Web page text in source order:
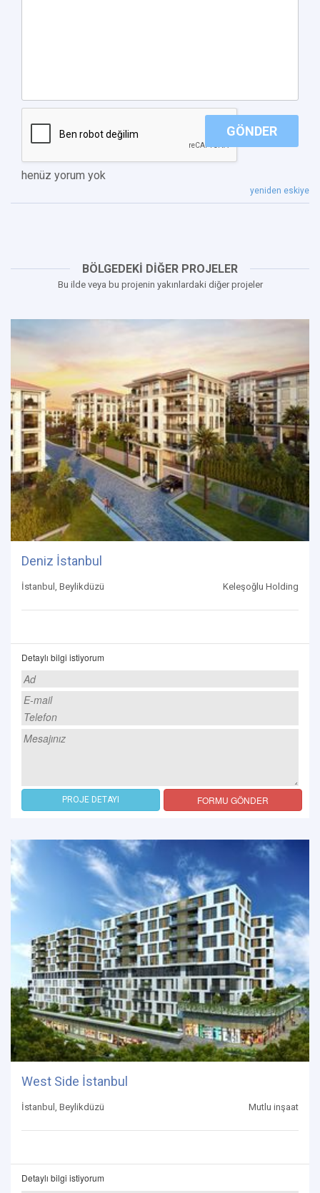
GÖNDER
henüz yorum yok
yeniden eskiye
BÖLGEDEKİ DİĞER PROJELER
Bu ilde veya bu projenin yakınlardaki diğer projeler
Deniz İstanbul
İstanbul, Beylikdüzü Keleşoğlu Holding
Detaylı bilgi istiyorum
PROJE DETAYI FORMU GÖNDER
West Side İstanbul
İstanbul, Beylikdüzü Mutlu inşaat
Detaylı bilgi istiyorum